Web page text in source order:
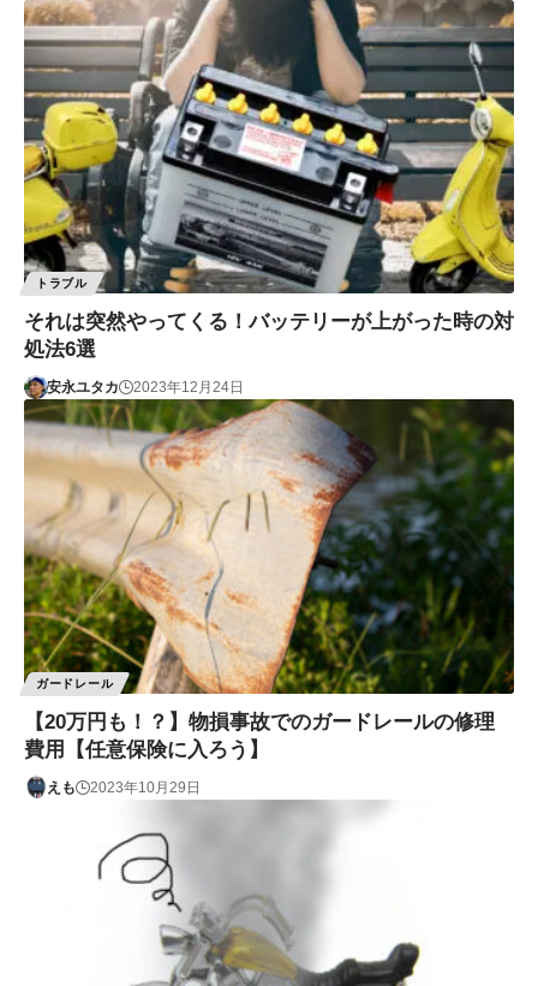
トラブル
それは突然やってくる！バッテリーが上がった時の対
処法6選
安永ユタカ 2023年12月24日
ガードレール
【20万円も！？】物損事故でのガードレールの修理
費用【任意保険に入ろう】
えも 2023年10月29日